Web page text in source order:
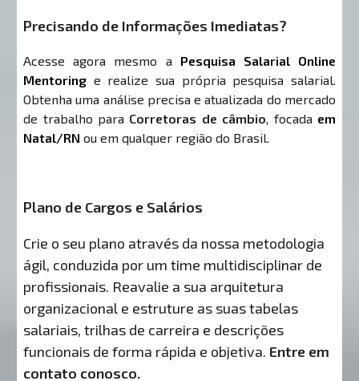
Precisando de Informações Imediatas?
Acesse agora mesmo a Pesquisa Salarial Online
Mentoring e realize sua própria pesquisa salarial.
Obtenha uma análise precisa e atualizada do mercado
de trabalho para Corretoras de câmbio, focada em
Natal/RN ou em qualquer região do Brasil.
Plano de Cargos e Salários
Crie o seu plano através da nossa metodologia
ágil, conduzida por um time multidisciplinar de
profissionais. Reavalie a sua arquitetura
organizacional e estruture as suas tabelas
salariais, trilhas de carreira e descrições
funcionais de forma rápida e objetiva. Entre em
contato conosco.